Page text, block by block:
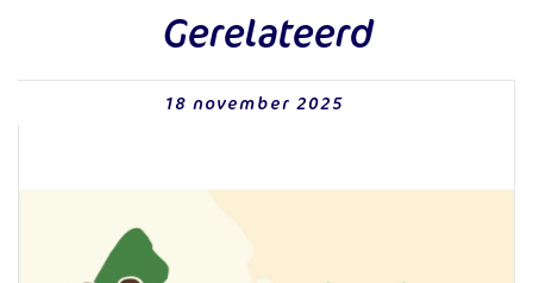
Gerelateerd
18 november 2025